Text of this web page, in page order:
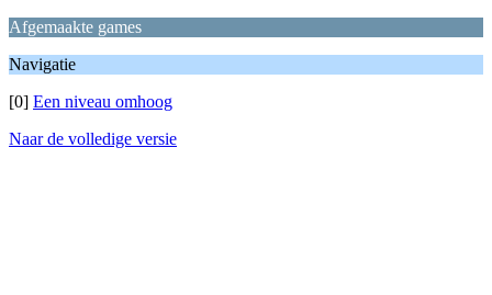
Afgemaakte games
Navigatie
[0] Een niveau omhoog
Naar de volledige versie